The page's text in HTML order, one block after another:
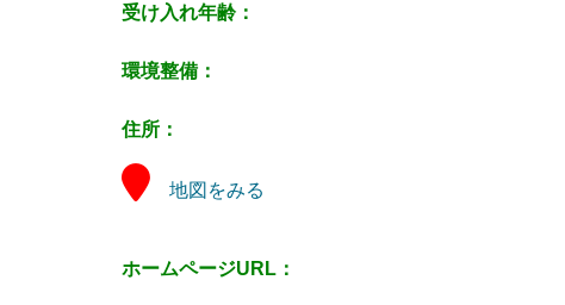
受け入れ年齢：
環境整備：
住所：
地図をみる
ホームページURL：